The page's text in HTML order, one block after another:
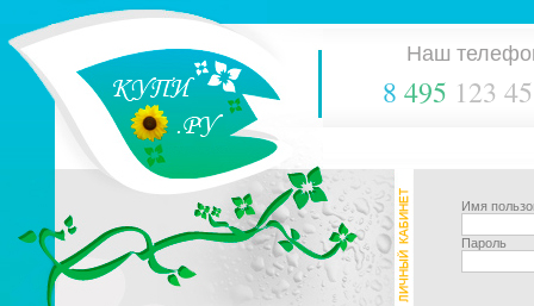
Наш
8 495 123
Имя
Пароль